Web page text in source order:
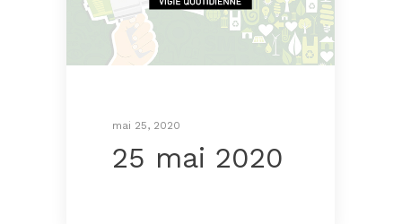
mai 25, 2020
25 mai 2020